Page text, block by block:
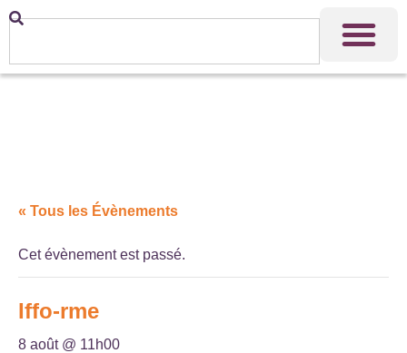
« Tous les Évènements
Cet évènement est passé.
Iffo-rme
8 août @ 11h00